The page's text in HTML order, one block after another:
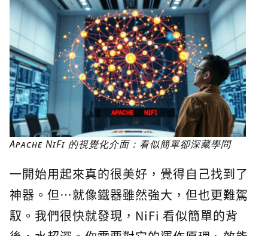
Apache NiFi 的視覺化介面：看似簡單卻深藏學問
一開始用起來真的很美好，覺得自己找到了
神器。但…就像鐵器雖然強大，但也更難駕
馭。我們很快就發現，NiFi 看似簡單的背